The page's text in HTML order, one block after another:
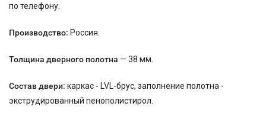
по телефону.
Производство: Россия.
Толщина дверного полотна — 38 мм.
Состав двери: каркас - LVL-брус, заполнение полотна -
экструдированный пенополистирол.